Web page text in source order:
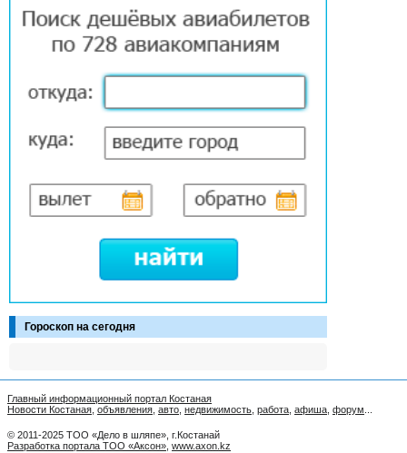
Гороскоп на сегодня
Главный информационный портал Костаная
Новости Костаная объявления авто недвижимость работа афиша форум
© 2011-2025 ТОО «Дело в шляпе», г.Костанай
Разработка портала ТОО «Аксон» www.axon.kz